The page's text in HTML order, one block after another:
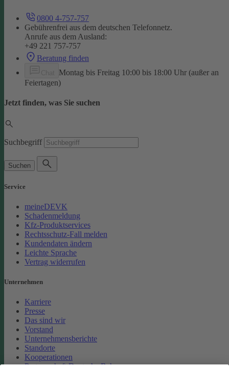
0800 4-757-757
Gebührenfrei aus dem deutschen Telefonnetz.
Anrufe aus dem Ausland:
+49 221 757-757
Beratung finden
Montag bis Freitag 10:00 bis 18:00 Uhr (außer an
Feiertagen)
Jetzt finden, was Sie suchen
Suchbegriff
Suchen
Service
meineDEVK
Schadenmeldung
Kfz-Produktservices
Rechtsschutz-Fall melden
Kundendaten ändern
Leichte Sprache
Vertrag widerrufen
Unternehmen
Karriere
Presse
Das sind wir
Vorstand
Unternehmensberichte
Standorte
Kooperationen